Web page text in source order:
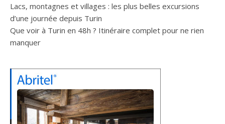
Lacs, montagnes et villages : les plus belles excursions
d’une journée depuis Turin
Que voir à Turin en 48h ? Itinéraire complet pour ne rien
manquer